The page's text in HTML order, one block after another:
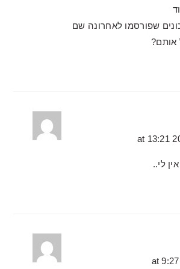
שפורסמו לאחרונה שם
אותם?
לי..